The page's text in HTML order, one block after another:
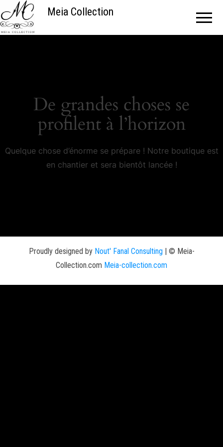
Meia Collection
De grandes choses se
profilent à l’horizon
Quelque chose d’énorme se prépare ! Notre boutique est
en chantier et sera bientôt lancée !
Proudly designed by Nout' Fanal Consulting | © Meia-
Collection.com Meia-collection.com